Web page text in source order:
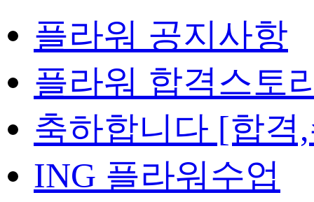
플라워 공지사항
플라워 합격스토
축하합니다 [합격
ING 플라워수업